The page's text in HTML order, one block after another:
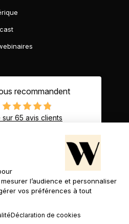
recommandent
sur 65 avis clients
Appelez-nous
l’audience et personnaliser
vos préférences à tout
Déclaration de cookies